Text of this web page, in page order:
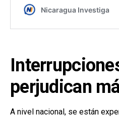
perjudican
A nivel nacional, se están